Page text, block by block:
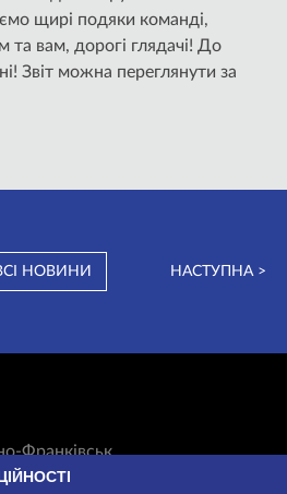
щирі подяки команді,
та вам, дорогі глядачі! До
Звіт можна переглянути за
НОВИНИ НАСТУПНА >
Франківськ
42